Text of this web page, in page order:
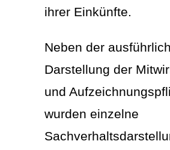
ihrer Einkünfte.
Neben der
Darstellung der
und
wurden einzelne